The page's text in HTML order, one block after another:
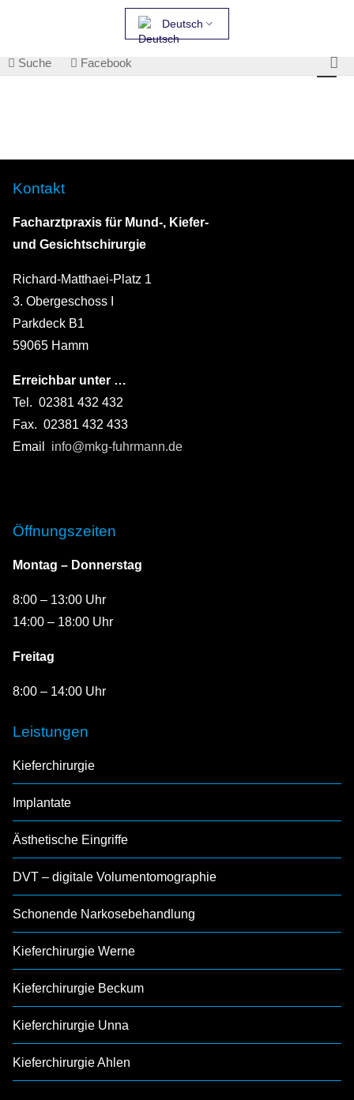
Deutsch
Suche Facebook
Kontakt
Facharztpraxis für Mund-, Kiefer-
und Gesichtschirurgie
Richard-Matthaei-Platz 1
3. Obergeschoss I
Parkdeck B1
59065 Hamm
Erreichbar unter …
Tel. 02381 432 432
Fax. 02381 432 433
Email info@mkg-fuhrmann.de
Öffnungszeiten
Montag – Donnerstag
8:00 – 13:00 Uhr
14:00 – 18:00 Uhr
Freitag
8:00 – 14:00 Uhr
Leistungen
Kieferchirurgie
Implantate
Ästhetische Eingriffe
DVT – digitale Volumentomographie
Schonende Narkosebehandlung
Kieferchirurgie Werne
Kieferchirurgie Beckum
Kieferchirurgie Unna
Kieferchirurgie Ahlen